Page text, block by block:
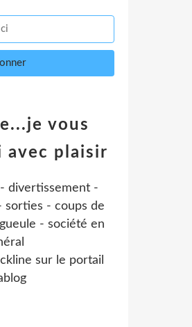
vous
avec plaisir
divertissement -
sorties - coups de
- société en
sur le portail